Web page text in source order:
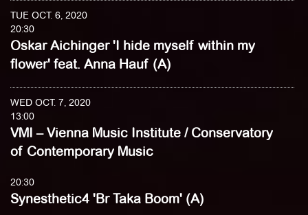
TUE OCT. 6, 2020
20:30
Oskar Aichinger 'I hide myself within my
flower' feat. Anna Hauf (A)
WED OCT. 7, 2020
13:00
VMI – Vienna Music Institute / Conservatory
of Contemporary Music
20:30
Synesthetic4 'Br Taka Boom' (A)